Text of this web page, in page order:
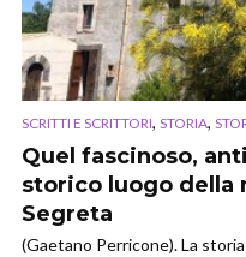
SCRITTI E SCRITTORI, STORIA,
Quel fascinoso,
storico luogo della
Segreta
(Gaetano Perricone). La